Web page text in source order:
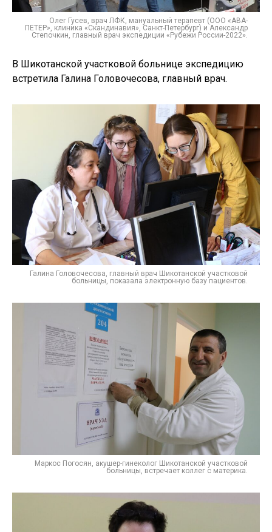
Олег Гусев, врач ЛФК, мануальный терапевт (ООО «АВА-
ПЕТЕР», клиника «Скандинавия», Санкт-Петербург) и Александр
Степочкин, главный врач экспедиции «Рубежи России-2022».
В Шикотанской участковой больнице экспедицию
встретила Галина Головочесова, главный врач.
Галина Головочесова, главный врач Шикотанской участковой
больницы, показала электронную базу пациентов.
Маркос Погосян, акушер-гинеколог Шикотанской участковой
больницы, встречает коллег с материка.